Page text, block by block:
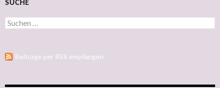
SUCHE
Suchen nach:
Beiträge per RSS empfangen